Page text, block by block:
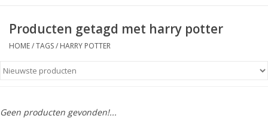
Heren
Producten getagd met harry potter
HOME/TAGS/ HARRY POTTER
Geen producten gevonden!...